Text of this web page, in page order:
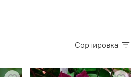
Сортировка